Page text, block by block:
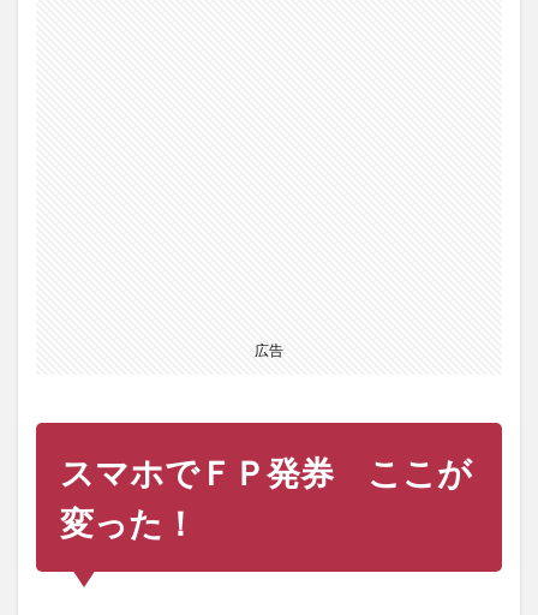
広告
スマホでＦＰ発券 ここが
変った！